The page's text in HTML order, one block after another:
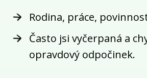
Rodina, práce,
Často jsi vyčerpaná a
opravdový odpočinek.